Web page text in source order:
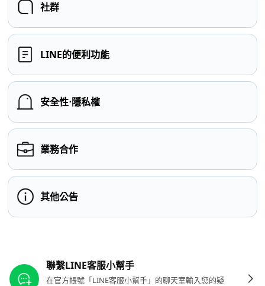
社群
LINE的便利功能
安全性⋅隱私權
業務合作
其他公告
聯繫LINE客服小幫手
在官方帳號「LINE客服小幫手」的聊天室輸入您的疑